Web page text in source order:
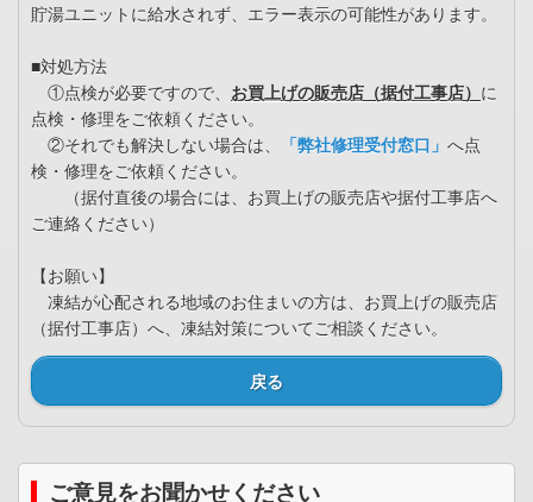
貯湯ユニットに給水されず、エラー表示の可能性があります。
■対処方法
①点検が必要ですので、 お買上げの販売店（据付工事店） に
点検・修理をご依頼ください。
②それでも解決しない場合は、
「弊社修理受付窓口」 へ点
検・修理をご依頼ください。
（据付直後の場合には、お買上げの販売店や据付工事店へ
ご連絡ください）
【お願い】
凍結が心配される地域のお住まいの方は、お買上げの販売店
（据付工事店）へ、凍結対策についてご相談ください。
戻る
ご意見をお聞かせください